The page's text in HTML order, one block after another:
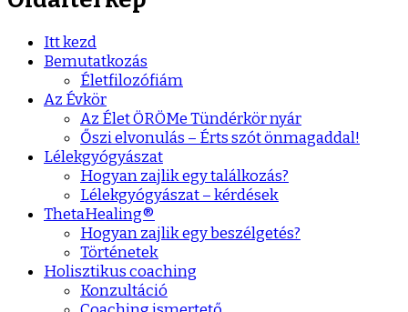
Itt kezd
Bemutatkozás
Életfilozófiám
Az Évkör
Az Élet ÖRÖMe Tündérkör nyár
Őszi elvonulás – Érts szót önmagaddal!
Lélekgyógyászat
Hogyan zajlik egy találkozás?
Lélekgyógyászat – kérdések
ThetaHealing®
Hogyan zajlik egy beszélgetés?
Történetek
Holisztikus coaching
Konzultáció